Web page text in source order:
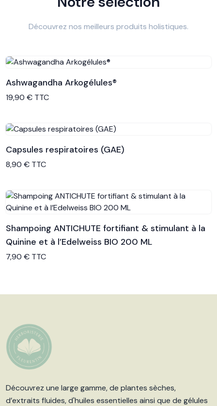
Découvrez nos meilleurs produits holistiques.
Voir le produit
Ashwagandha Arkogélules®
19,90 € TTC
Voir le produit
Capsules respiratoires (GAE)
8,90 € TTC
Voir le produit
Shampoing ANTICHUTE fortifiant & stimulant à la
Quinine et à l’Edelweiss BIO 200 ML
7,90 € TTC
Découvrez une large gamme, de plantes sèches,
d’extraits fluides, d'huiles essentielles ainsi que de gélules